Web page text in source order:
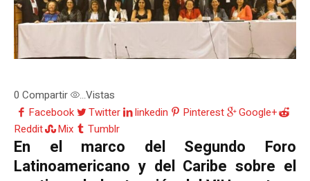
0 Compartir ...Vistas
Facebook
Twitter linkedin Pinterest
Google+
Reddit
Mix Tumblr
En el marco del Segundo Foro
Latinoamericano y del Caribe sobre el